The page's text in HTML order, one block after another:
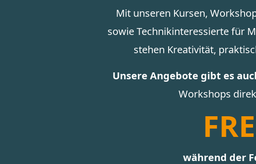
Mit unseren Kursen,
sowie Technikinteressierte für
stehen Kreativität,
Unsere Angebote gibt es
Workshops
während der